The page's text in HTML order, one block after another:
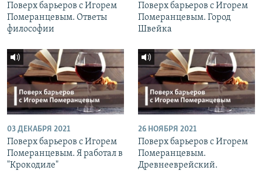
Поверх барьеров с Игорем
Померанцевым. Ответы
философии
Поверх барьеров с Игорем
Померанцевым. Город
Швейка
03 ДЕКАБРЯ 2021
Поверх барьеров с Игорем
Померанцевым. Я работал в
"Крокодиле"
26 НОЯБРЯ 2021
Поверх барьеров с Игорем
Померанцевым.
Древнееврейский.